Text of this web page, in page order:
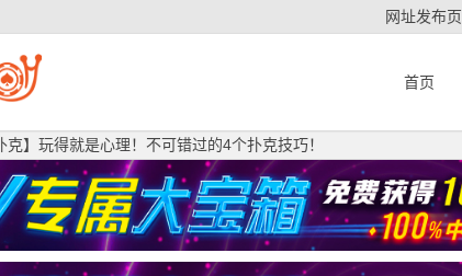
网址发布页
首页
克】玩得就是心理！不可错过的4个扑克技巧！